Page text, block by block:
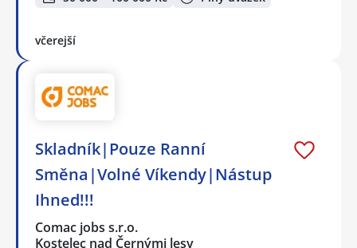
včerejší
Skladník|Pouze Ranní
Směna|Volné Víkendy|Nástup
Ihned!!!
Comac jobs s.r.o.
Kostelec nad Černými lesy